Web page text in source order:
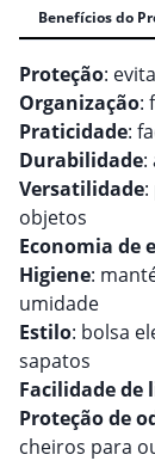
Benefícios do
Proteção:
Organização:
Praticidade:
Durabilidade:
Versatilidade
objetos
Economia de
Higiene:
umidade
Estilo: bolsa
sapatos
Facilidade de
Proteção de
cheiros para